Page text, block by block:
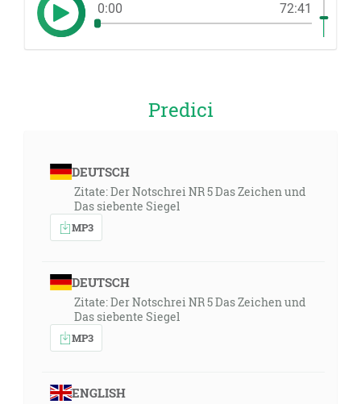
0:00 72:41
Predici
DEUTSCH
Zitate: Der Notschrei NR 5 Das Zeichen und
Das siebente Siegel
MP3
DEUTSCH
Zitate: Der Notschrei NR 5 Das Zeichen und
Das siebente Siegel
MP3
ENGLISH